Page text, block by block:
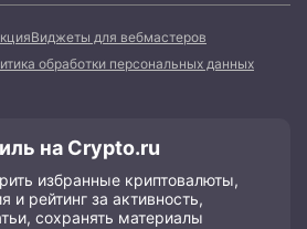
Виджеты для вебмастеров
обработки персональных данных
на Crypto.ru
избранные криптовалюты,
и рейтинг за активность,
сохранять материалы